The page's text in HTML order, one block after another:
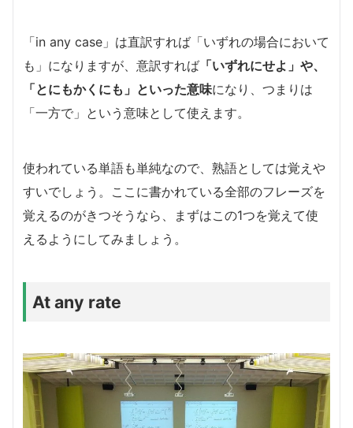
「in any case」は直訳すれば「いずれの場合において
も」になりますが、意訳すれば 「いずれにせよ」や、
「とにもかくにも」といった意味になり、つまりは
「一方で」という意味として使えます。
使われている単語も単純なので、熟語としては覚えや
すいでしょう。ここに書かれている全部のフレーズを
覚えるのがきつそうなら、まずはこの1つを覚えて使
えるようにしてみましょう。
At any rate